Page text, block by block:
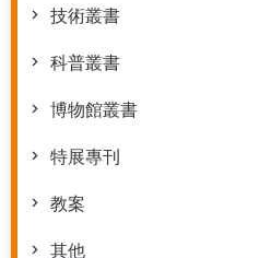
技術叢書
科普叢書
博物館叢書
特展專刊
教案
其他